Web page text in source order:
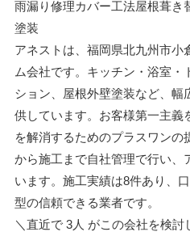
雨漏り修理カバー工法屋根葺き
塗装
アネストは、福岡県北九州市小
ム会社です。キッチン・浴室
ション、屋根外壁塗装など、幅
供しています。お客様第一主義
を解消するためのプラスワン
から施工まで自社管理で行い、
います。施工実績は8件あり、
型の信頼できる業者です。
＼直近で 3人 がこの会社を検討